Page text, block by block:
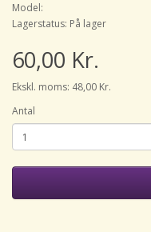
Model:
Lagerstatus: På lager
60,00 Kr.
Ekskl. moms: 48,00 Kr.
Antal